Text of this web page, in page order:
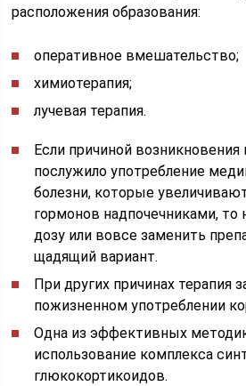
расположения образования:
оперативное вмешательство;
химиотерапия;
лучевая терапия.
Если причиной возникновения
послужило употребление
болезни, которые
гормонов надпочечниками, то
дозу или вовсе заменить
щадящий вариант.
При других причинах терапия
пожизненном употреблении
Одна из эффективных
использование комплекса
глюкокортикоидов.